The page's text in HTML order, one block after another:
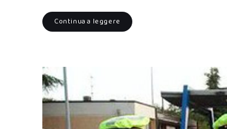
Continua a leggere